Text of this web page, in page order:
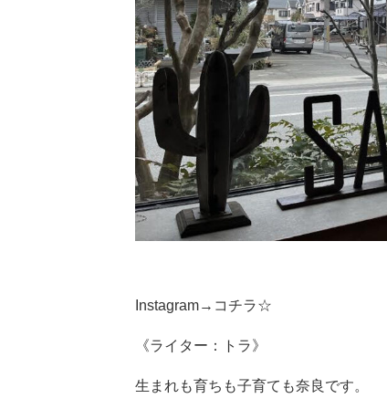
Instagram→ コチラ☆
《ライター：トラ》
生まれも育ちも子育ても奈良です。